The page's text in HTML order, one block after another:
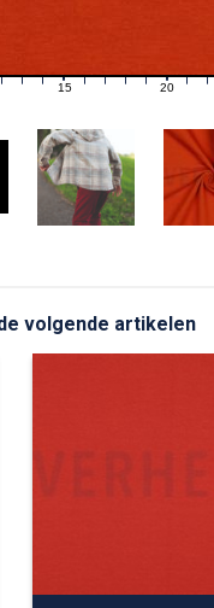
13 14 16 17 18 19 21 22
volgende artikelen